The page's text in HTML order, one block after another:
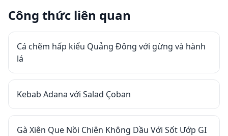
Công thức liên quan
Cá chẽm hấp kiểu Quảng Đông với gừng và hành
lá
Kebab Adana với Salad Çoban
Gà Xiên Que Nồi Chiên Không Dầu Với Sốt Ướp GI